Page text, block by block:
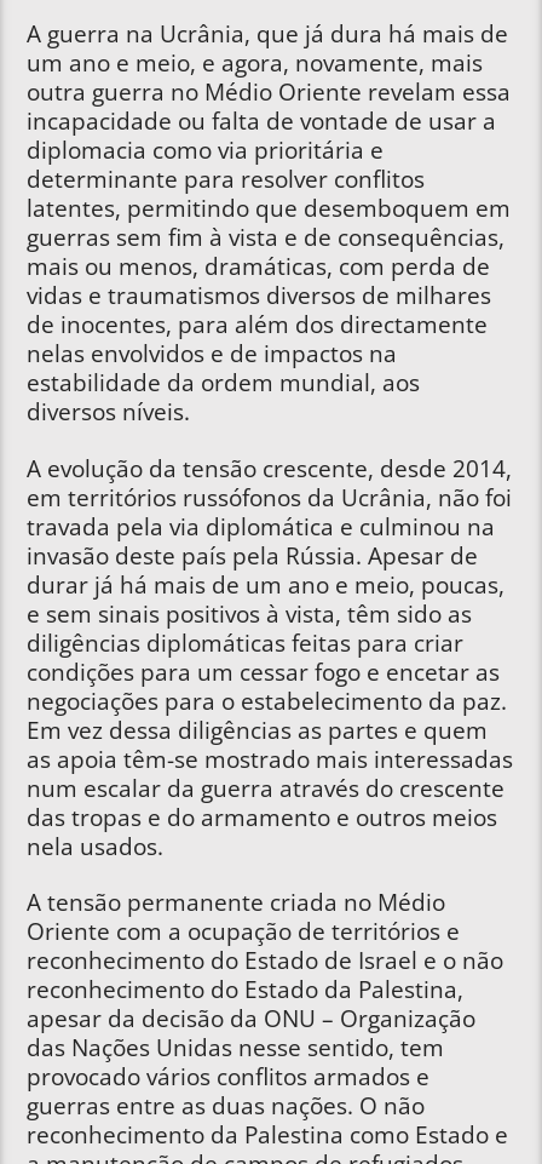
A guerra na Ucrânia, que já dura há mais de
um ano e meio, e agora, novamente, mais
outra guerra no Médio Oriente revelam essa
incapacidade ou falta de vontade de usar a
diplomacia como via prioritária e
determinante para resolver conflitos
latentes, permitindo que desemboquem em
guerras sem fim à vista e de consequências,
mais ou menos, dramáticas, com perda de
vidas e traumatismos diversos de milhares
de inocentes, para além dos directamente
nelas envolvidos e de impactos na
estabilidade da ordem mundial, aos
diversos níveis.
A evolução da tensão crescente, desde 2014,
em territórios russófonos da Ucrânia, não foi
travada pela via diplomática e culminou na
invasão deste país pela Rússia. Apesar de
durar já há mais de um ano e meio, poucas,
e sem sinais positivos à vista, têm sido as
diligências diplomáticas feitas para criar
condições para um cessar fogo e encetar as
negociações para o estabelecimento da paz.
Em vez dessa diligências as partes e quem
as apoia têm-se mostrado mais interessadas
num escalar da guerra através do crescente
das tropas e do armamento e outros meios
nela usados.
A tensão permanente criada no Médio
Oriente com a ocupação de territórios e
reconhecimento do Estado de Israel e o não
reconhecimento do Estado da Palestina,
apesar da decisão da ONU – Organização
das Nações Unidas nesse sentido, tem
provocado vários conflitos armados e
guerras entre as duas nações. O não
reconhecimento da Palestina como Estado e